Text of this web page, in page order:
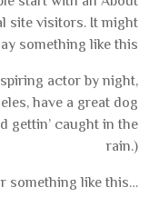
site visitors. It might
something like this:
actor by night,
have a great dog
gettin’ caught in the
rain.)
…or something like this: